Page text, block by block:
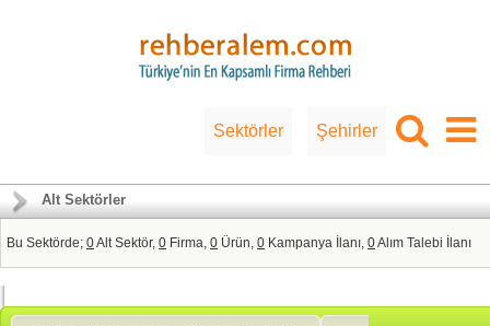
Sektörler Şehirler
Alt Sektörler
Bu Sektörde; 0Alt Sektör, 0 Firma, 0 Ürün, 0 Kampanya İlanı, 0Alım Talebi İlanı